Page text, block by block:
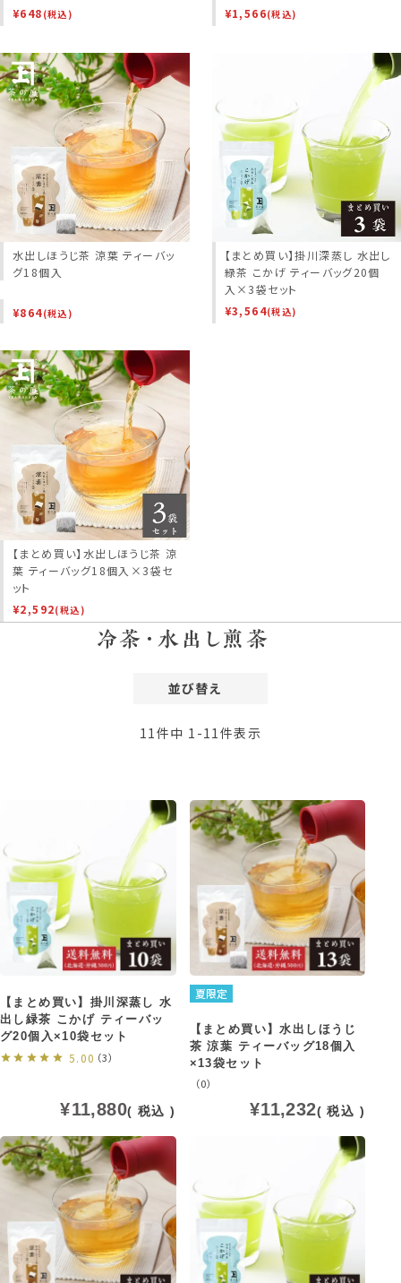
¥648 (税込)
¥1,566(税込)
水出しほうじ茶 涼葉 ティーバッ
グ18個入
¥864(税込)
【まとめ買い】掛川深蒸し 水出し
緑茶 こかげ ティーバッグ20個
入×3袋セット
¥3,564(税込)
【まとめ買い】水出しほうじ茶 涼
葉 ティーバッグ18個入×3袋セ
ット
¥2,592(税込)
冷茶・水出し煎茶
並び替え
価格が高い順
11 件中 1 -11 件表示
【まとめ買い】掛川深蒸し 水
出し緑茶 こかげ ティーバッ
グ20個入×10袋セット
5.00 （3）
¥11,880 税込
夏限定
【まとめ買い】水出しほうじ
茶 涼葉 ティーバッグ18個入
×13袋セット
（0）
¥11,232 税込